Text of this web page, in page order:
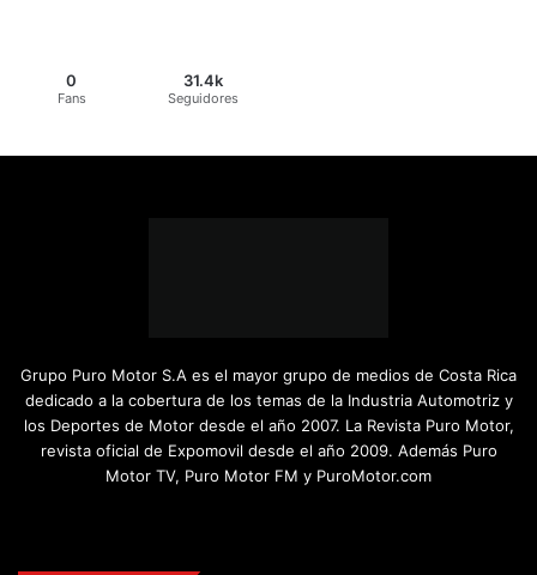
0
Fans
31.4k
Seguidores
Grupo Puro Motor S.A es el mayor grupo de medios de Costa Rica
dedicado a la cobertura de los temas de la Industria Automotriz y
los Deportes de Motor desde el año 2007. La Revista Puro Motor,
revista oficial de Expomovil desde el año 2009. Además Puro
Motor TV, Puro Motor FM y PuroMotor.com